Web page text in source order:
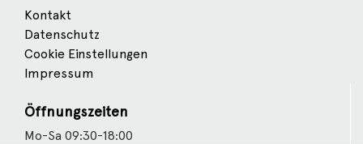
Kontakt
Datenschutz
Cookie Einstellungen
Impressum
Öffnungszeiten
Mo-Sa 09:30-18:00